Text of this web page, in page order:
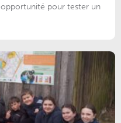
pour tester un